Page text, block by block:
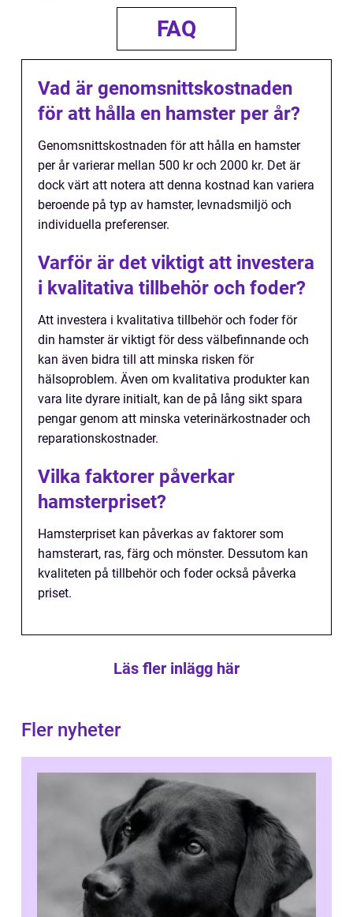
FAQ
Vad är genomsnittskostnaden
för att hålla en hamster per år?
Genomsnittskostnaden för att hålla en hamster
per år varierar mellan 500 kr och 2000 kr. Det är
dock värt att notera att denna kostnad kan variera
beroende på typ av hamster, levnadsmiljö och
individuella preferenser.
Varför är det viktigt att investera
i kvalitativa tillbehör och foder?
Att investera i kvalitativa tillbehör och foder för
din hamster är viktigt för dess välbefinnande och
kan även bidra till att minska risken för
hälsoproblem. Även om kvalitativa produkter kan
vara lite dyrare initialt, kan de på lång sikt spara
pengar genom att minska veterinärkostnader och
reparationskostnader.
Vilka faktorer påverkar
hamsterpriset?
Hamsterpriset kan påverkas av faktorer som
hamsterart, ras, färg och mönster. Dessutom kan
kvaliteten på tillbehör och foder också påverka
priset.
Läs fler inlägg här
Fler nyheter